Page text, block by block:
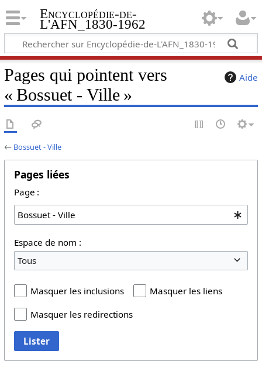
Encyclopédie-de-
L'AFN_1830-1962
Aide
Pages qui pointent vers
« Bossuet - Ville »
← Bossuet - Ville
Pages liées
Page :
Espace de nom :
Tous
Masquer les inclusions
Masquer les liens
Masquer les redirections
Lister